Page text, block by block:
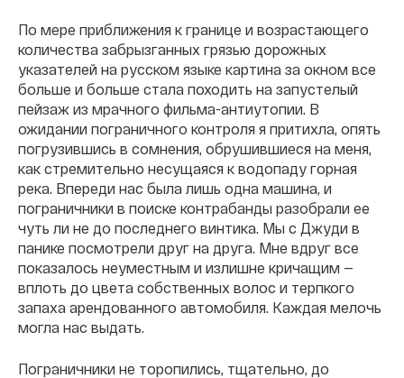
По мере приближения к границе и возрастающего
количества забрызганных грязью дорожных
указателей на русском языке картина за окном все
больше и больше стала походить на запустелый
пейзаж из мрачного фильма-антиутопии. В
ожидании пограничного контроля я притихла, опять
погрузившись в сомнения, обрушившиеся на меня,
как стремительно несущаяся к водопаду горная
река. Впереди нас была лишь одна машина, и
пограничники в поиске контрабанды разобрали ее
чуть ли не до последнего винтика. Мы с Джуди в
панике посмотрели друг на друга. Мне вдруг все
показалось неуместным и излишне кричащим —
вплоть до цвета собственных волос и терпкого
запаха арендованного автомобиля. Каждая мелочь
могла нас выдать.
Пограничники не торопились, тщательно, до